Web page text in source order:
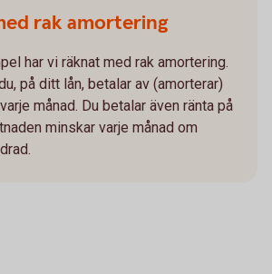
rak amortering
har vi räknat med rak amortering.
på ditt lån, betalar av (amorterar)
månad. Du betalar även ränta på
minskar varje månad om